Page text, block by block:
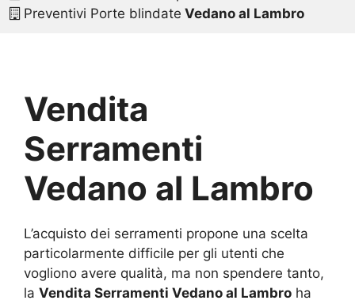
Preventivi Porte blindate Vedano al Lambro
Vendita
Serramenti
Vedano al Lambro
L’acquisto dei serramenti propone una scelta
particolarmente difficile per gli utenti che
vogliono avere qualità, ma non spendere tanto,
la Vendita Serramenti Vedano al Lambro ha